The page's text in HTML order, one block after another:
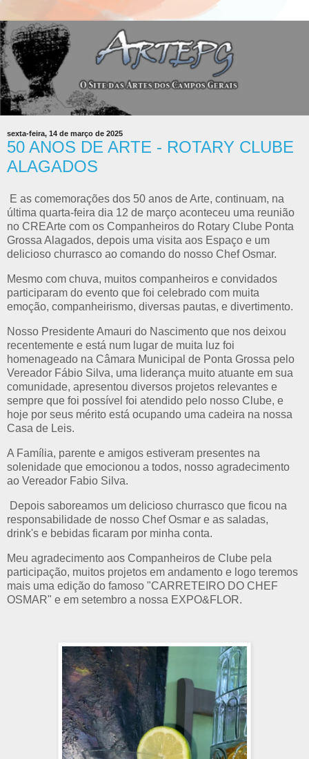
sexta-feira, 14 de março de 2025
50 ANOS DE ARTE - ROTARY CLUBE
ALAGADOS
E as comemorações dos 50 anos de Arte, continuam, na
última quarta-feira dia 12 de março aconteceu uma reunião
no CREArte com os Companheiros do Rotary Clube Ponta
Grossa Alagados, depois uma visita aos Espaço e um
delicioso churrasco ao comando do nosso Chef Osmar.
Mesmo com chuva, muitos companheiros e convidados
participaram do evento que foi celebrado com muita
emoção, companheirismo, diversas pautas, e divertimento.
Nosso Presidente Amauri do Nascimento que nos deixou
recentemente e está num lugar de muita luz foi
homenageado na Câmara Municipal de Ponta Grossa pelo
Vereador Fábio Silva, uma liderança muito atuante em sua
comunidade, apresentou diversos projetos relevantes e
sempre que foi possível foi atendido pelo nosso Clube, e
hoje por seus mérito está ocupando uma cadeira na nossa
Casa de Leis.
A Família, parente e amigos estiveram presentes na
solenidade que emocionou a todos, nosso agradecimento
ao Vereador Fabio Silva.
Depois saboreamos um delicioso churrasco que ficou na
responsabilidade de nosso Chef Osmar e as saladas,
drink's e bebidas ficaram por minha conta.
Meu agradecimento aos Companheiros de Clube pela
participação, muitos projetos em andamento e logo teremos
mais uma edição do famoso "CARRETEIRO DO CHEF
OSMAR" e em setembro a nossa EXPO&FLOR.